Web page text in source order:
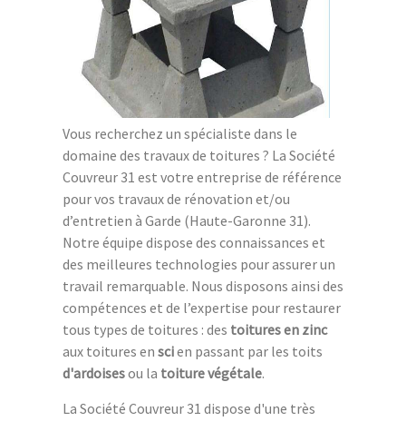
Vous recherchez un spécialiste dans le
domaine des travaux de toitures ? La Société
Couvreur 31 est votre entreprise de référence
pour vos travaux de rénovation et/ou
d’entretien à Garde (Haute-Garonne 31).
Notre équipe dispose des connaissances et
des meilleures technologies pour assurer un
travail remarquable. Nous disposons ainsi des
compétences et de l’expertise pour restaurer
tous types de toitures : des toitures en zinc
aux toitures en scien passant par les toits
d'ardoisesou la toiture végétale.
La Société Couvreur 31 dispose d'une très